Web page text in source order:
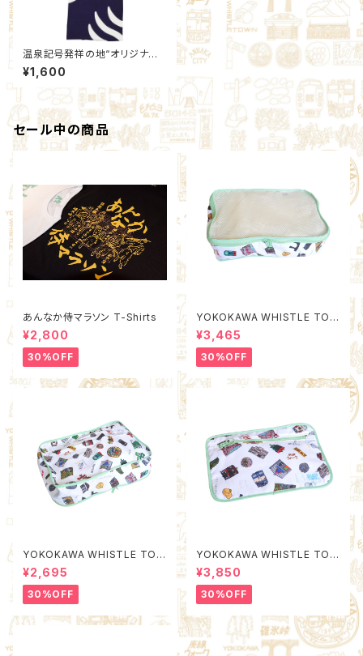
温泉記号発祥の地“オリジナル
手ぬぐい”（紺）
¥1,600
セール中の商品
あんなか侍マラソン T-Shirts
¥2,800
30%OFF
YOKOKAWA WHISTLE TOW
N Packing Organizer M (Qu
ality Control by EACHTIME.
¥3,465
30%OFF
YOKOKAWA WHISTLE TOW
N Packing Organizer S (Qu
ality Control by EACHTIME.
¥2,695
30%OFF
YOKOKAWA WHISTLE TOW
N Poach L (Quality Control
by EACHTIME. )
¥3,850
30%OFF